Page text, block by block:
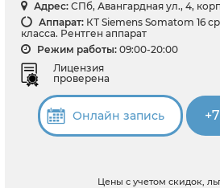
Адрес: СПб, Авангардная ул., 4,
Аппарат: КТ Siemens Somatom 16
класса. Рентген аппарат
Режим работы: 09:00-20:00
Лицензия
проверена
Онлайн запись
Цены с учетом скидок,